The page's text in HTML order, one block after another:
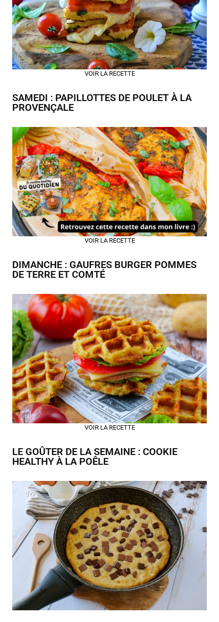
VOIR LA RECETTE
SAMEDI : PAPILLOTTES DE POULET À LA
PROVENÇALE
VOIR LA RECETTE
DIMANCHE : GAUFRES BURGER POMMES
DE TERRE ET COMTÉ
VOIR LA RECETTE
LE GOÛTER DE LA SEMAINE : COOKIE
HEALTHY À LA POÊLE